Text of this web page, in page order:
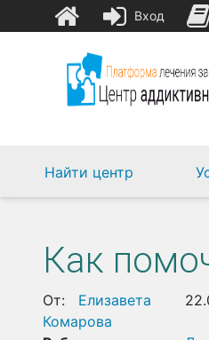
Найти центр
Как
От: Елизавета
Комарова
Вход